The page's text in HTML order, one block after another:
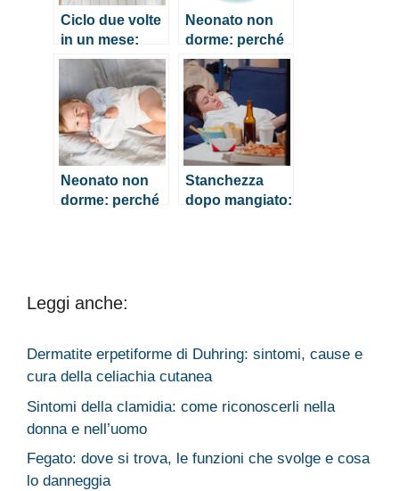
Ciclo due volte
in un mese:
perché
succede?
Neonato non
dorme: perché
succede e cosa
fare
Neonato non
dorme: perché
Stanchezza
dopo mangiato:
Leggi anche:
Dermatite erpetiforme di Duhring: sintomi, cause e
cura della celiachia cutanea
Sintomi della clamidia: come riconoscerli nella
donna e nell’uomo
Fegato: dove si trova, le funzioni che svolge e cosa
lo danneggia